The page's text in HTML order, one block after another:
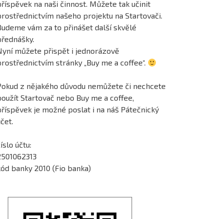
na naši činnost. Můžete tak učinit
našeho projektu na Startovači.
vám za to přinášet další skvělé
můžete přispět i jednorázově
stránky „Buy me a coffee“.
z nějakého důvodu nemůžete či nechcete
Startovač nebo Buy me a coffee,
je možné poslat i na náš Pátečnický
účtu:
banky 2010 (Fio banka)